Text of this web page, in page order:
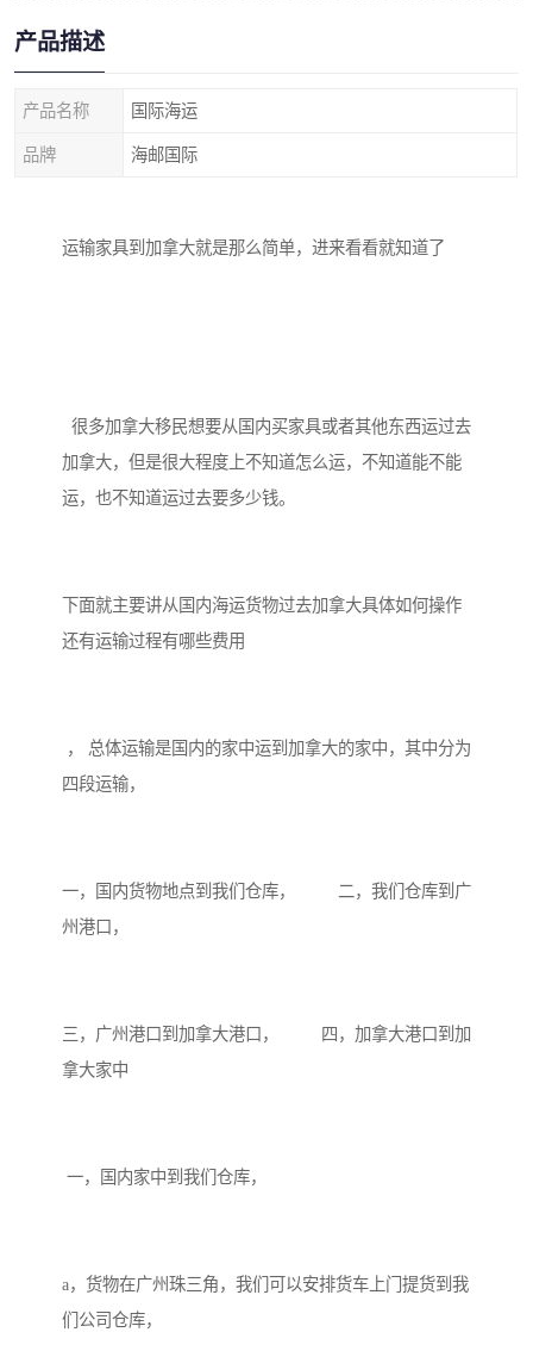
产品描述
产品名称 国际海运
品牌 海邮国际
运输家具到加拿大就是那么简单，进来看看就知道了
很多加拿大移民想要从国内买家具或者其他东西运过去
加拿大，但是很大程度上不知道怎么运，不知道能不能
运，也不知道运过去要多少钱。
下面就主要讲从国内海运货物过去加拿大具体如何操作
还有运输过程有哪些费用
， 总体运输是国内的家中运到加拿大的家中，其中分为
四段运输，
一，国内货物地点到我们仓库， 二，我们仓库到广
州港口，
三，广州港口到加拿大港口， 四，加拿大港口到加
拿大家中
一，国内家中到我们仓库，
a，货物在广州珠三角，我们可以安排货车上门提货到我
们公司仓库，